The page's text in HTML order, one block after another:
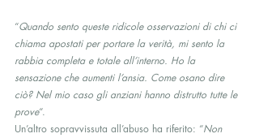
“Quando sento queste ridicole osservazioni di chi ci
chiama apostati per portare la verità, mi sento la
rabbia completa e totale all’interno. Ho la
sensazione che aumenti l’ansia. Come osano dire
ciò? Nel mio caso gli anziani hanno distrutto tutte le
prove“.
Un’altro sopravvissuta all’abuso ha riferito: “Non